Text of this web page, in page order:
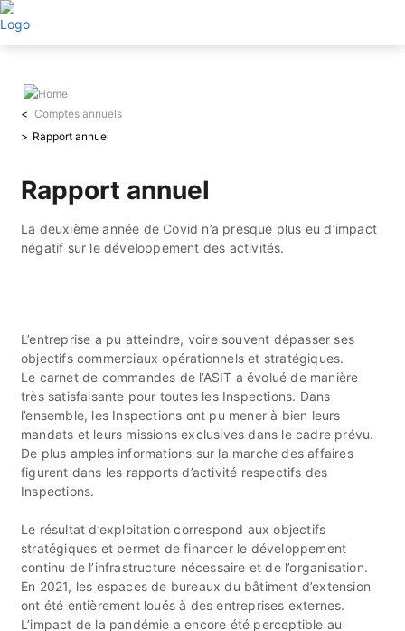
Aller
au
contenu
Comptes annuels
Rapport annuel
Rapport annuel
La deuxième année de Covid n’a presque plus eu d’impact
négatif sur le développement des activités.
L’entreprise a pu atteindre, voire souvent dépasser ses
objectifs commerciaux opérationnels et stratégiques.
Le carnet de commandes de l’ASIT a évolué de manière
très satisfaisante pour toutes les Inspections. Dans
l’ensemble, les Inspections ont pu mener à bien leurs
mandats et leurs missions exclusives dans le cadre prévu.
De plus amples informations sur la marche des affaires
figurent dans les rapports d’activité respectifs des
Inspections.
Le résultat d’exploitation correspond aux objectifs
stratégiques et permet de financer le développement
continu de l’infrastructure nécessaire et de l’organisation.
En 2021, les espaces de bureaux du bâtiment d’extension
ont été entièrement loués à des entreprises externes.
L’impact de la pandémie a encore été perceptible au